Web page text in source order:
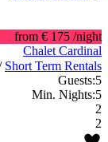
from € 175 /night
Chalet Cardinal
Short Term Rentals
Guests:5
Min. Nights:5
2
2